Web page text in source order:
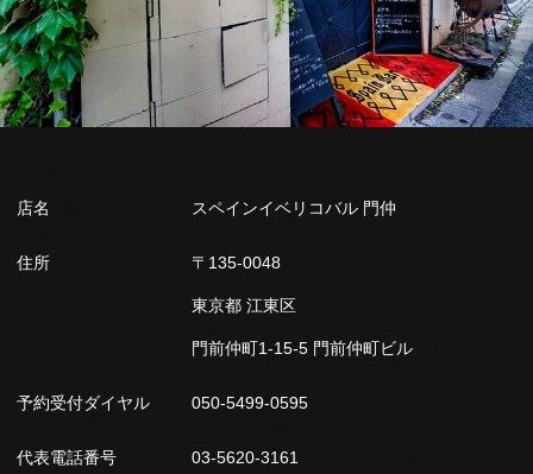
店名 スペインイベリコバル 門仲
住所 〒135-0048
東京都 江東区
門前仲町1-15-5 門前仲町ビル
予約受付ダイヤル 050-5499-0595
代表電話番号 03-5620-3161